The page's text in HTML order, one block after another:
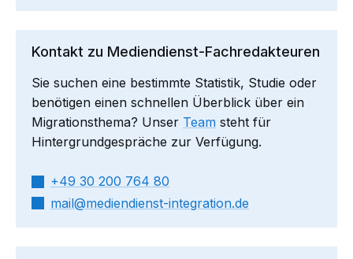
Kontakt zu Mediendienst-Fachredakteuren
Sie suchen eine bestimmte Statistik, Studie oder
benötigen einen schnellen Überblick über ein
Migrationsthema? Unser Team steht für
Hintergrundgespräche zur Verfügung.
+49 30 200 764 80
mail​
mediendienst-integration.de